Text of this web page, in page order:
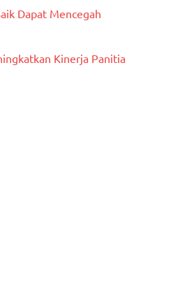
Dapat Mencegah
Kinerja Panitia